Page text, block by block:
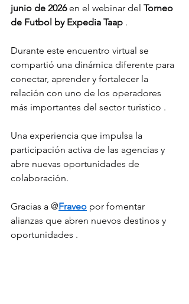
junio de 2026 en el webinar del Torneo
de Futbol by Expedia Taap .
Durante este encuentro virtual se
compartió una dinámica diferente para
conectar, aprender y fortalecer la
relación con uno de los operadores
más importantes del sector turístico .
Una experiencia que impulsa la
participación activa de las agencias y
abre nuevas oportunidades de
colaboración.
Gracias a @Fraveo por fomentar
alianzas que abren nuevos destinos y
oportunidades .